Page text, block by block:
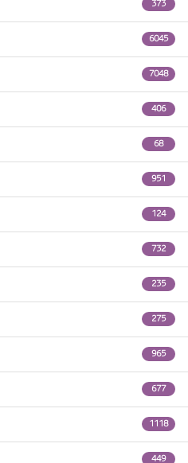
373
6045
7048
406
68
951
124
732
235
275
965
677
1118
449